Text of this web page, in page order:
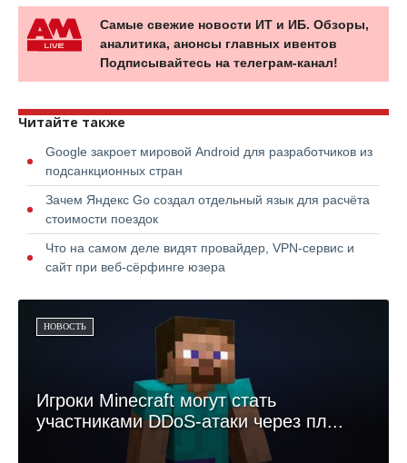
Самые свежие новости ИТ и ИБ. Обзоры,
аналитика, анонсы главных ивентов
Подписывайтесь на телеграм-канал!
Читайте также
Google закроет мировой Android для разработчиков из
подсанкционных стран
Зачем Яндекс Go создал отдельный язык для расчёта
стоимости поездок
Что на самом деле видят провайдер, VPN-сервис и
сайт при веб-сёрфинге юзера
НОВОСТЬ
Игроки Minecraft могут стать
участниками DDoS-атаки через пл...